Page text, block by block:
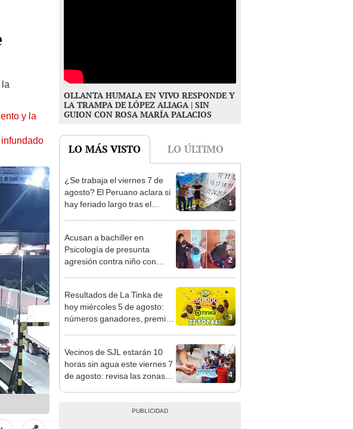
la
y la
OLLANTA HUMALA EN VIVO RESPONDE Y
LA TRAMPA DE LÓPEZ ALIAGA | SIN
GUION CON ROSA MARÍA PALACIOS
LO MÁS VISTO LO ÚLTIMO
1
¿Se trabaja el viernes 7 de
agosto? El Peruano aclara si
hay feriado largo tras el
2
Acusan a bachiller en
Psicología de presunta
agresión contra niño con
3
Resultados de La Tinka de
hoy miércoles 5 de agosto:
números ganadores, premios
4
Vecinos de SJL estarán 10
horas sin agua este viernes 7
de agosto: revisa las zonas